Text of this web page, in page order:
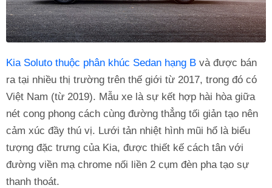
Kia Soluto thuộc phân khúc Sedan hạng B và được bán
ra tại nhiều thị trường trên thế giới từ 2017, trong đó có
Việt Nam (từ 2019). Mẫu xe là sự kết hợp hài hòa giữa
nét cong phong cách cùng đường thẳng tối giản tạo nên
cảm xúc đầy thú vị. Lưới tản nhiệt hình mũi hổ là biểu
tượng đặc trưng của Kia, được thiết kế cách tân với
đường viền mạ chrome nối liền 2 cụm đèn pha tạo sự
thanh thoát.